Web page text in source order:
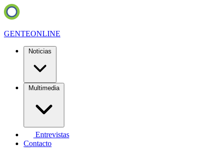
GENTEONLINE
Noticias
Multimedia
Entrevistas
Contacto